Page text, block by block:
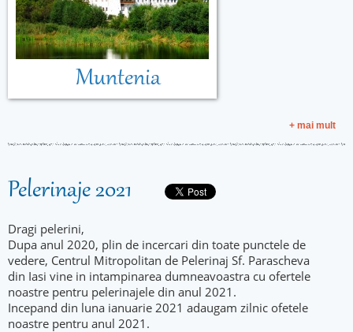
Muntenia
+ mai mult
Pelerinaje 2021
Dragi pelerini,
Dupa anul 2020, plin de incercari din toate punctele de
vedere, Centrul Mitropolitan de Pelerinaj Sf. Parascheva
din Iasi vine in intampinarea dumneavoastra cu ofertele
noastre pentru pelerinajele din anul 2021.
Incepand din luna ianuarie 2021 adaugam zilnic ofetele
noastre pentru anul 2021.